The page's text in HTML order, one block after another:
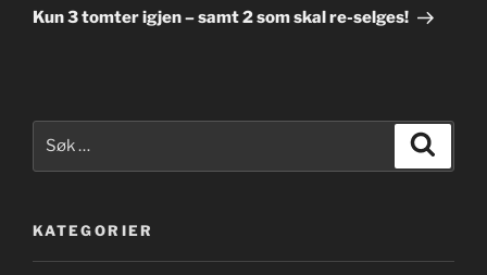
innlegg
Kun 3 tomter igjen – samt 2 som skal re-selges!
KATEGORIER